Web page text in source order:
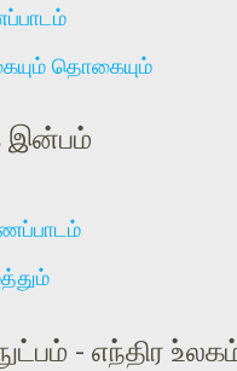
தொகையும்
இன்பம்
- எந்திர